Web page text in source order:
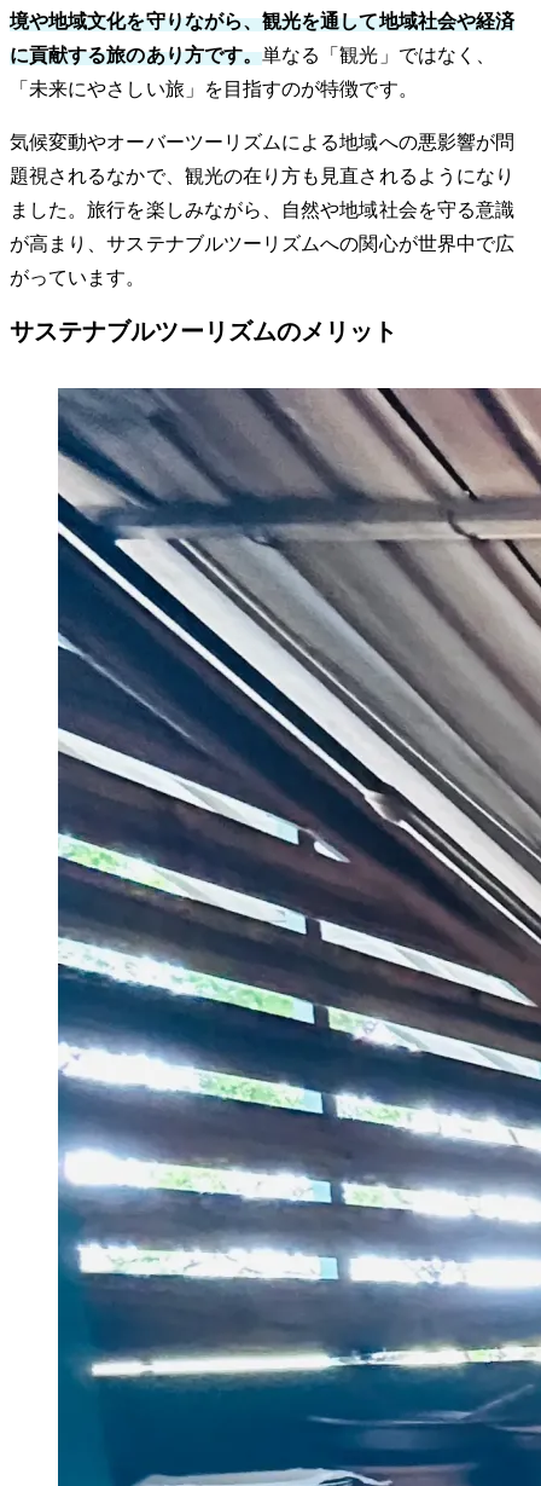
境や地域文化を守りながら、観光を通して地域社会や経済
に貢献する旅のあり方です。単なる「観光」ではなく、
「未来にやさしい旅」を目指すのが特徴です。
気候変動やオーバーツーリズムによる地域への悪影響が問
題視されるなかで、観光の在り方も見直されるようになり
ました。旅行を楽しみながら、自然や地域社会を守る意識
が高まり、サステナブルツーリズムへの関心が世界中で広
がっています。
サステナブルツーリズムのメリット